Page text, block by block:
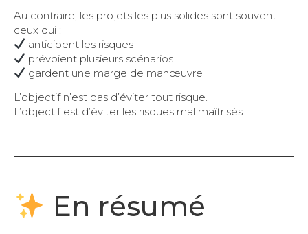
Au contraire, les projets les plus solides sont souvent
ceux qui :
anticipent les risques
prévoient plusieurs scénarios
gardent une marge de manœuvre
L’objectif n’est pas d’éviter tout risque.
L’objectif est d’éviter les risques mal maîtrisés.
En résumé